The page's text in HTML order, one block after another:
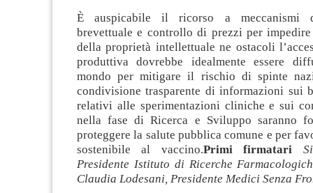
È auspicabile il ricorso a meccanismi
brevettuale e controllo di prezzi per impedire
della proprietà intellettuale ne ostacoli
produttiva dovrebbe idealmente essere
mondo per mitigare il rischio di spinte
condivisione trasparente di informazioni sui
relativi alle sperimentazioni cliniche e sui
nella fase di Ricerca e Sviluppo saranno
proteggere la salute pubblica comune e per
sostenibile al vaccino.Primi firmatari
Presidente Istituto di Ricerche
Claudia Lodesani, Presidente Medici Senza